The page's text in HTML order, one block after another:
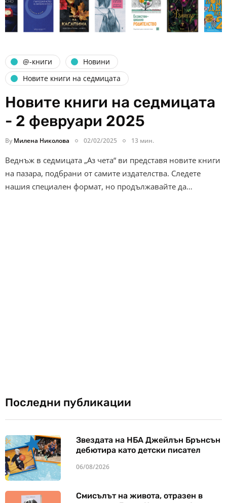
@-книги
Новини
Новите книги на седмицата
Новите книги на седмицата
- 2 февруари 2025
By Милена Николова 02/02/2025 13 мин.
Веднъж в седмицата „Аз чета“ ви представя новите книги
на пазара, подбрани от самите издателства. Следете
нашия специален формат, но продължавайте да…
Последни публикации
Звездата на НБА Джейлън Брънсън
дебютира като детски писател
06/08/2026
Смисълът на живота, отразен в